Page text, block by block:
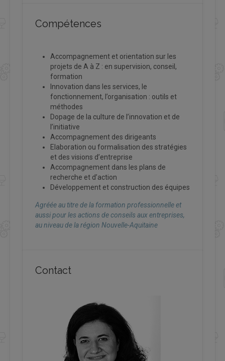
Compétences
Accompagnement et orientation sur les
projets de A à Z : en supervision, conseil,
formation
Innovation dans les services, le
fonctionnement, l’organisation : outils et
méthodes
Dopage de la culture de l’innovation et de
l’initiative
Accompagnement des dirigeants
Elaboration ou formalisation des stratégies
et des visions d’entreprise
Accompagnement dans les plans de
recherche et d’action
Développement et construction des équipes
Agréée au titre de la formation professionnelle et
aussi pour les actions de conseils aux entreprises,
au niveau de la région Nouvelle-Aquitaine
Contact